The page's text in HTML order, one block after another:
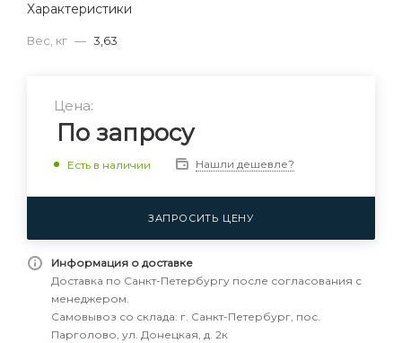
Характеристики
Вес, кг — 3,63
Цена:
По запросу
Есть в наличии Нашли дешевле?
ЗАПРОСИТЬ ЦЕНУ
Информация о доставке
Доставка по Санкт-Петербургу после согласования с
менеджером.
Самовывоз со склада: г. Санкт-Петербург, пос.
Парголово, ул. Донецкая, д. 2к